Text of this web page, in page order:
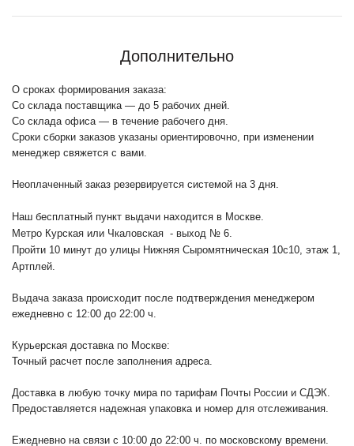
Дополнительно
О сроках формирования заказа:
Со склада поставщика — до 5 рабочих дней.
Со склада офиса — в течение рабочего дня.
Сроки сборки заказов указаны ориентировочно, при изменении
менеджер свяжется с вами.
Неоплаченный заказ резервируется системой на 3 дня.
Наш бесплатный пункт выдачи находится в Москве.
Метро Курская или Чкаловская - выход № 6.
Пройти 10 минут до улицы Нижняя Сыромятническая 10с10, этаж 1,
Артплей.
Выдача заказа происходит после подтверждения менеджером
ежедневно с 12:00 до 22:00 ч.
Курьерская доставка по Москве:
Точный расчет после заполнения адреса.
Доставка в любую точку мира по тарифам Почты России и СДЭК.
Предоставляется надежная упаковка и номер для отслеживания.
Ежедневно на связи с 10:00 до 22:00 ч. по московскому времени.